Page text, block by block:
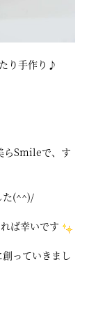
り手作り♪
らSmileで、す
た(^^)/
ば幸いです
っていきまし